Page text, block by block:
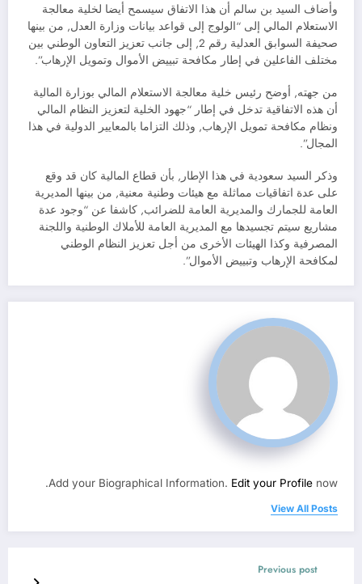
وأضاف السيد بن سالم أن هذا الاتفاق سيسمح أيضا لخلية معالجة
الاستعلام المالي إلى “الولوج إلى قواعد بيانات وزارة العدل, من بينها
صحيفة السوابق العدلية رقم 2, إلى جانب تعزيز التعاون الوطني بين
مختلف الفاعلين في إطار مكافحة تبييض الأموال وتمويل الإرهاب”.
من جهته, أوضح رئيس خلية معالجة الاستعلام المالي بوزارة المالية
أن هذه الاتفاقية تدخل في إطار “جهود الخلية لتعزيز النظام المالي
ونظام مكافحة تمويل الإرهاب, وذلك التزاما بالمعايير الدولية في هذا
المجال”.
وذكر السيد سعودية في هذا الإطار, بأن قطاع المالية كان قد وقع
على عدة اتفاقيات مماثلة مع هيئات وطنية معنية, من بينها المديرية
العامة للجمارك والمديرية العامة للضرائب, كاشفا عن “وجود عدة
مشاريع سيتم تجسيدها مع المديرية العامة للأملاك الوطنية واللجنة
المصرفية وكذا الهيئات الأخرى من أجل تعزيز النظام الوطني
لمكافحة الإرهاب وتبييض الأموال”.
Add your Biographical Information. Edit your Profile now.
View All Posts
Previous post